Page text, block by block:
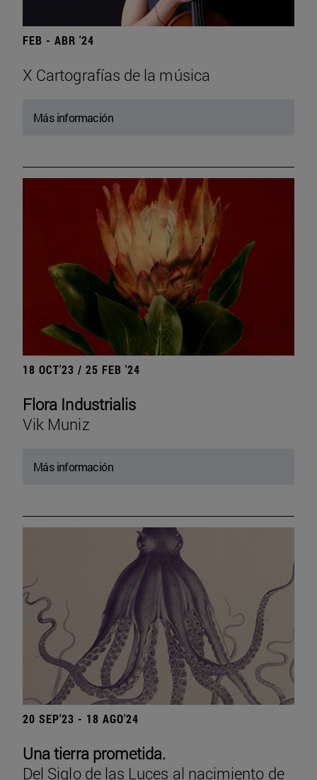
FEB - ABR '24
X Cartografías de la música
Más información
18 OCT'23 / 25 FEB '24
Flora Industrialis
Vik Muniz
Más información
20 SEP'23 - 18 AGO'24
Una tierra prometida.
Del Siglo de las Luces al nacimiento de